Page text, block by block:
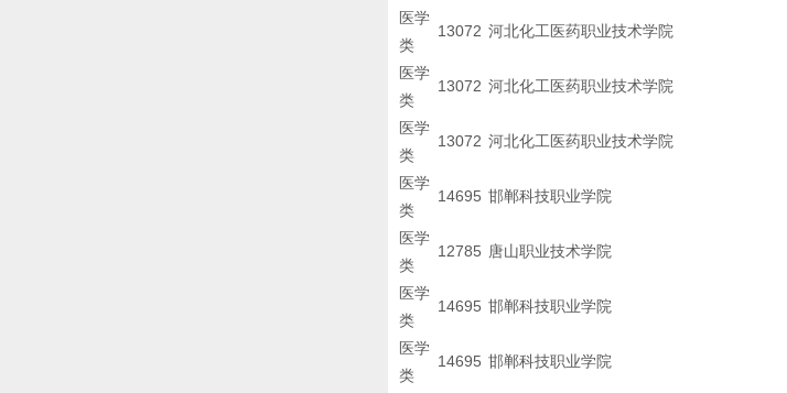
医学
类
13072 河北化工医药职业技术学院
医学
类
13072 河北化工医药职业技术学院
医学
类
13072 河北化工医药职业技术学院
医学
类
14695 邯郸科技职业学院
医学
类
12785 唐山职业技术学院
医学
类
14695 邯郸科技职业学院
医学
类
14695 邯郸科技职业学院